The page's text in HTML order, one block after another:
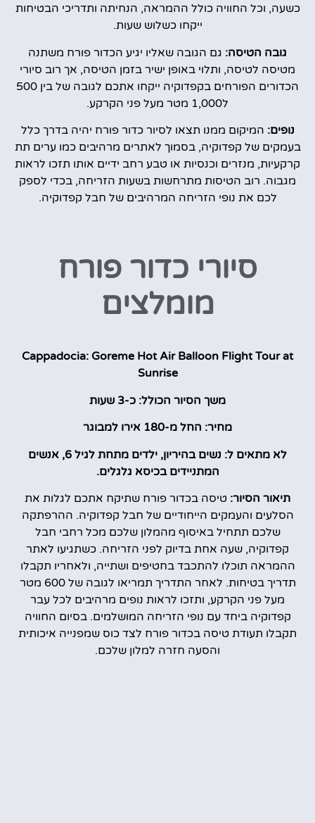
כשעה, וכל החוויה כולל ההמראה, הנחיתה ותדריכי הבטיחות
ייקחו כשלוש שעות.
גובה הטיסה: גם הגובה שאליו יגיע הכדור פורח משתנה
מטיסה לטיסה, ותלוי באופן ישיר בזמן הטיסה, אך רוב סיורי
הכדורים הפורחים בקפדוקיה ייקחו אתכם לגובה של בין 500
ל1,000 מטר מעל פני הקרקע.
נופים: המיקום ממנו תצאו לסיור כדור פורח יהיה בדרך כלל
בעמקים של קפדוקיה, בסמוך לאתרים מרהיבים כמו ערים תת
קרקעיות, מנזרים וכנסיות או טבע רחב ידיים אותו תזכו לראות
מגבוה. רוב הטיסות מתרחשות בשעות הזריחה, בכדי לספק
לכם את נופי הזריחה המרהיבים של חבל קפדוקיה.
סיורי כדור פורח
מומלצים
Cappadocia: Goreme Hot Air Balloon Flight Tour at
Sunrise
משך הסיור הכולל: כ-3 שעות
מחיר: החל מ-180 אירו למבוגר
לא מתאים ל: נשים בהיריון, ילדים מתחת לגיל 6, אנשים
המתניידים בכיסא גלגלים.
תיאור הסיור: טיסה בכדור פורח שתיקח אתכם לגלות את
הסלעים והעמקים הייחודיים של חבל קפדוקיה. ההרפתקה
שלכם תתחיל באיסוף מהמלון שלכם מכל רחבי חבל
קפדוקיה, שעה אחת בדיוק לפני הזריחה. כשתגיעו לאתר
ההמראה תוכלו להתכבד בחטיפים ושתייה, ולאחריו תקבלו
תדריך בטיחות. לאחר התדריך תמריאו לגובה של 600 מטר
מעל פני הקרקע, ותזכו לראות נופים מרהיבים לכל עבר
קפדוקיה ביחד עם נופי הזריחה המושלמים. בסיום החוויה
תקבלו תעודת טיסה בכדור פורח לצד כוס שמפנייה איכותית
והסעה חזרה למלון שלכם.